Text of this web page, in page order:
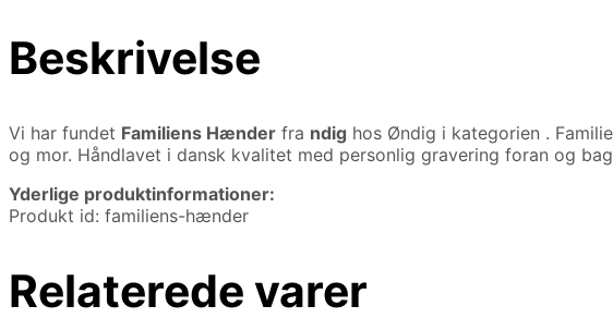
Beskrivelse
Vi har fundet Familiens Hænder fra ndig hos Øndig i kategorien .
og mor. Håndlavet i dansk kvalitet med personlig gravering foran og
Yderlige produktinformationer:
Produkt id: familiens-hænder
Relaterede varer